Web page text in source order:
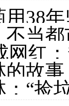
用38
不当
网红
的故
“捡